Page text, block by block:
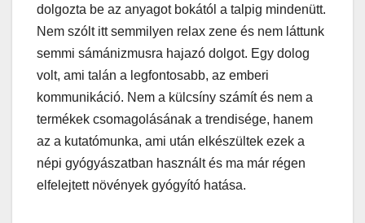
dolgozta be az anyagot bokától a talpig mindenütt.
Nem szólt itt semmilyen relax zene és nem láttunk
semmi sámánizmusra hajazó dolgot. Egy dolog
volt, ami talán a legfontosabb, az emberi
kommunikáció. Nem a külcsíny számít és nem a
termékek csomagolásának a trendisége, hanem
az a kutatómunka, ami után elkészültek ezek a
népi gyógyászatban használt és ma már régen
elfelejtett növények gyógyító hatása.